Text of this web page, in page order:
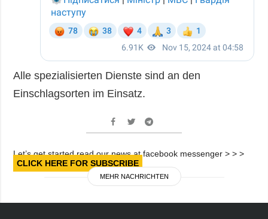
Alle spezialisierten Dienste sind an den
Einschlagsorten im Einsatz.
Let’s get started read our news at facebook messenger > > >
CLICK HERE FOR SUBSCRIBE
MEHR NACHRICHTEN